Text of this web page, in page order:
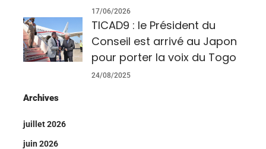
17/06/2026
TICAD9 : le Président du
Conseil est arrivé au Japon
pour porter la voix du Togo
24/08/2025
Archives
juillet 2026
juin 2026